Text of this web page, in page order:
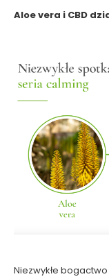
Aloe vera i CBD
Niezwykłe